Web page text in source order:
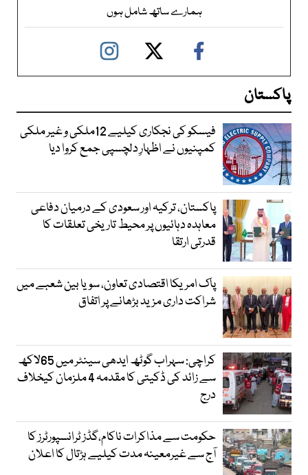
ہمارے ساتھ شامل ہوں
پاکستان
فیسکو کی نجکاری کیلیے 12ملکی و غیر ملکی
کمپنیوں نے اظہارِ دلچسپی جمع کروا دیا
پاکستان، ترکیہ اور سعودی کے درمیان دفاعی
معاہدہ دہائیوں پر محیط تاریخی تعلقات کا
قدرتی ارتقا
پاک امریکا اقتصادی تعاون، سویا بین شعبے میں
شراکت داری مزید بڑھانے پر اتفاق
کراچی: سہراب گوٹھ ایدھی سینٹر میں 65لاکھ
سے زائد کی ڈکیتی کا مقدمہ 4 ملزمان کیخلاف
درج
حکومت سے مذاکرات ناکام،گڈز ٹرانسپورٹرز کا
آج سے غیرمعینہ مدت کیلیے ہڑتال کا اعلان